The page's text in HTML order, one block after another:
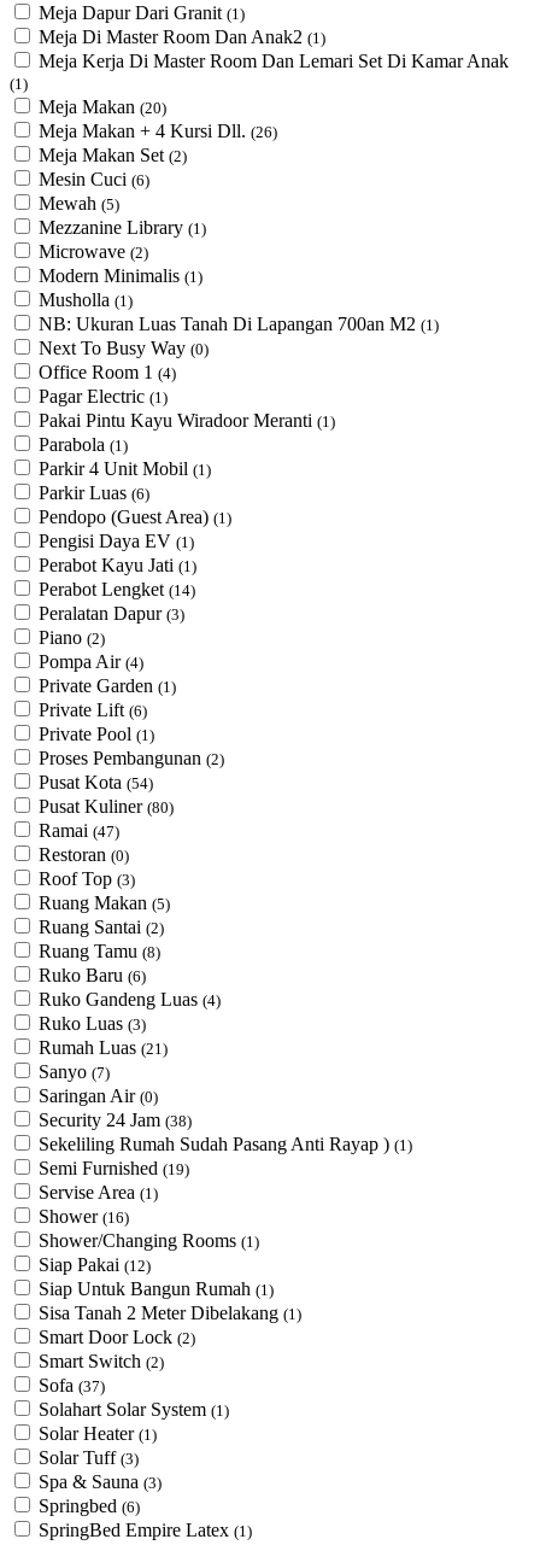
Meja Dapur Dari Granit (1)
Meja Di Master Room Dan Anak2 (1)
Meja Kerja Di Master Room Dan Lemari Set Di Kamar Anak
(1)
Meja Makan (20)
Meja Makan + 4 Kursi Dll. (26)
Meja Makan Set (2)
Mesin Cuci (6)
Mewah (5)
Mezzanine Library (1)
Microwave (2)
Modern Minimalis (1)
Musholla (1)
NB: Ukuran Luas Tanah Di Lapangan 700an M2 (1)
Next To Busy Way (0)
Office Room 1 (4)
Pagar Electric (1)
Pakai Pintu Kayu Wiradoor Meranti (1)
Parabola (1)
Parkir 4 Unit Mobil (1)
Parkir Luas (6)
Pendopo (Guest Area) (1)
Pengisi Daya EV (1)
Perabot Kayu Jati (1)
Perabot Lengket (14)
Peralatan Dapur (3)
Piano (2)
Pompa Air (4)
Private Garden (1)
Private Lift (6)
Private Pool (1)
Proses Pembangunan (2)
Pusat Kota (54)
Pusat Kuliner (80)
Ramai (47)
Restoran (0)
Roof Top (3)
Ruang Makan (5)
Ruang Santai (2)
Ruang Tamu (8)
Ruko Baru (6)
Ruko Gandeng Luas (4)
Ruko Luas (3)
Rumah Luas (21)
Sanyo (7)
Saringan Air (0)
Security 24 Jam (38)
Sekeliling Rumah Sudah Pasang Anti Rayap ) (1)
Semi Furnished (19)
Servise Area (1)
Shower (16)
Shower/Changing Rooms (1)
Siap Pakai (12)
Siap Untuk Bangun Rumah (1)
Sisa Tanah 2 Meter Dibelakang (1)
Smart Door Lock (2)
Smart Switch (2)
Sofa (37)
Solahart Solar System (1)
Solar Heater (1)
Solar Tuff (3)
Spa & Sauna (3)
Springbed (6)
SpringBed Empire Latex (1)